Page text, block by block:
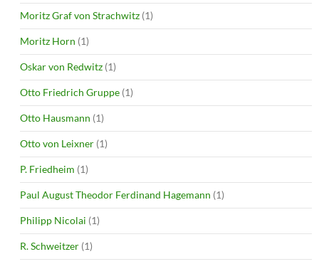
Moritz Graf von Strachwitz (1)
Moritz Horn (1)
Oskar von Redwitz (1)
Otto Friedrich Gruppe (1)
Otto Hausmann (1)
Otto von Leixner (1)
P. Friedheim (1)
Paul August Theodor Ferdinand Hagemann (1)
Philipp Nicolai (1)
R. Schweitzer (1)